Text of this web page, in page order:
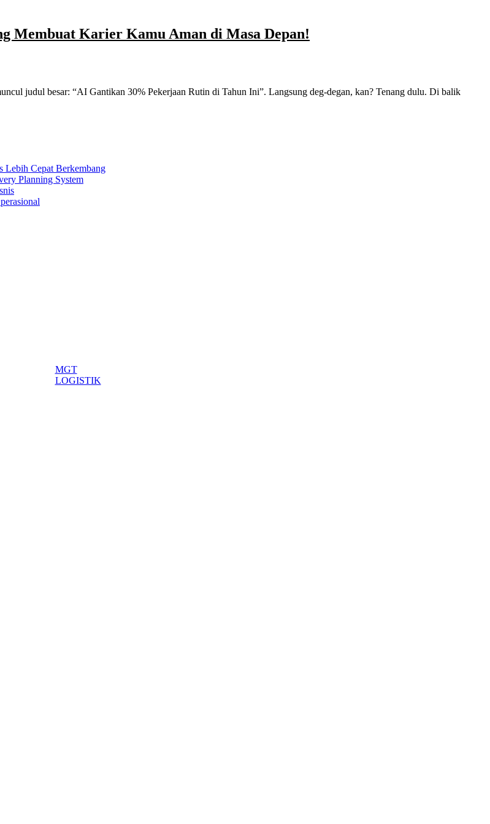
Membuat Karier Kamu Aman di Masa Depan!
judul besar: “AI Gantikan 30% Pekerjaan Rutin di Tahun Ini”. Langsung deg-degan, kan? Tenang dulu. Di balik
Lebih Cepat Berkembang
Planning System
MGT
LOGISTIK